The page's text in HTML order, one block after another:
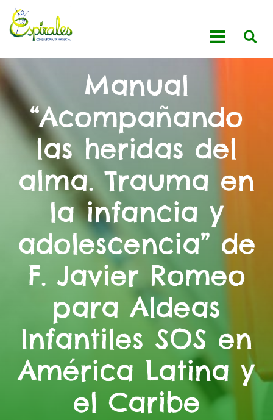
Manual
“Acompañando
las heridas del
alma. Trauma en
la infancia y
adolescencia” de
F. Javier Romeo
para Aldeas
Infantiles SOS en
América Latina y
el Caribe